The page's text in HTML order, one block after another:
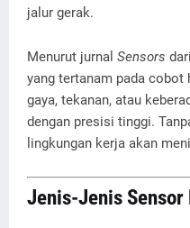
jalur gerak.
Menurut jurnal Sensors
yang tertanam pada cobot
gaya, tekanan, atau
dengan presisi tinggi.
lingkungan kerja akan
Jenis-Jenis